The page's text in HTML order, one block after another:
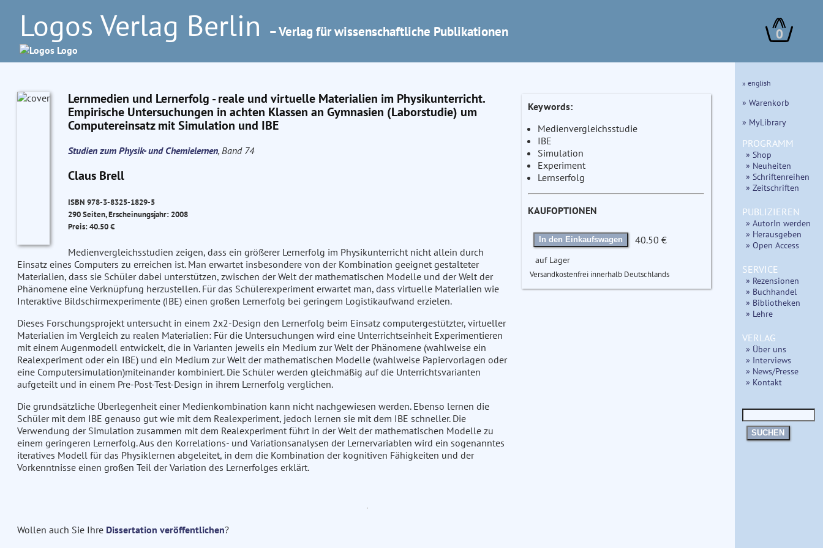
Logos Verlag Berlin – Verlag für wissenschaftliche Publikationen 0
Lernmedien und Lernerfolg - reale und virtuelle Materialien im Physikunterricht.
Empirische Untersuchungen in achten Klassen an Gymnasien (Laborstudie) um
Computereinsatz mit Simulation und IBE
Studien zum Physik- und Chemielernen, Band 74
Claus Brell
ISBN 978-3-8325-1829-5
290 Seiten, Erscheinungsjahr: 2008
Preis: 40.50 €
Medienvergleichsstudien zeigen, dass ein größerer Lernerfolg im Physikunterricht nicht allein durch
Einsatz eines Computers zu erreichen ist. Man erwartet insbesondere von der Kombination geeignet gestalteter
Materialien, dass sie Schüler dabei unterstützen, zwischen der Welt der mathematischen Modelle und der Welt der
Phänomene eine Verknüpfung herzustellen. Für das Schülerexperiment erwartet man, dass virtuelle Materialien wie
Interaktive Bildschirmexperimente (IBE) einen großen Lernerfolg bei geringem Logistikaufwand erzielen.
Dieses Forschungsprojekt untersucht in einem 2x2-Design den Lernerfolg beim Einsatz computergestützter, virtueller
Materialien im Vergleich zu realen Materialien: Für die Untersuchungen wird eine Unterrichtseinheit Experimentieren
mit einem Augenmodell entwickelt, die in Varianten jeweils ein Medium zur Welt der Phänomene (wahlweise ein
Realexperiment oder ein IBE) und ein Medium zur Welt der mathematischen Modelle (wahlweise Papiervorlagen oder
eine Computersimulation)miteinander kombiniert. Die Schüler werden gleichmäßig auf die Unterrichtsvarianten
aufgeteilt und in einem Pre-Post-Test-Design in ihrem Lernerfolg verglichen.
Die grundsätzliche Überlegenheit einer Medienkombination kann nicht nachgewiesen werden. Ebenso lernen die
Schüler mit dem IBE genauso gut wie mit dem Realexperiment, jedoch lernen sie mit dem IBE schneller. Die
Verwendung der Simulation zusammen mit dem Realexperiment führt in der Welt der mathematischen Modelle zu
einem geringeren Lernerfolg. Aus den Korrelations- und Variationsanalysen der Lernervariablen wird ein sogenanntes
iteratives Modell für das Physiklernen abgeleitet, in dem die Kombination der kognitiven Fähigkeiten und der
Vorkenntnisse einen großen Teil der Variation des Lernerfolges erklärt.
Keywords:
Medienvergleichsstudie
IBE
Simulation
Experiment
Lernserfolg
KAUFOPTIONEN
In den Einkaufswagen 40.50 €
auf Lager
Versandkostenfrei innerhalb Deutschlands
Wollen auch Sie Ihre Dissertation veröffentlichen?
» english
» Warenkorb
» MyLibrary
PROGRAMM
» Shop
» Neuheiten
» Schriftenreihen
» Zeitschriften
PUBLIZIEREN
» AutorIn werden
» Herausgeben
» Open Access
SERVICE
» Rezensionen
» Buchhandel
» Bibliotheken
» Lehre
VERLAG
» Über uns
» Interviews
» News/Presse
» Kontakt
SUCHEN